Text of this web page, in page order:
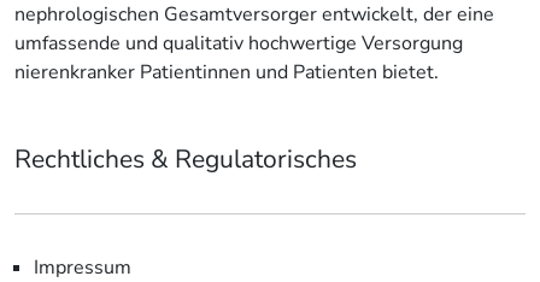
nephrologischen Gesamtversorger entwickelt, der eine
umfassende und qualitativ hochwertige Versorgung
nierenkranker Patientinnen und Patienten bietet.
Rechtliches & Regulatorisches
Impressum